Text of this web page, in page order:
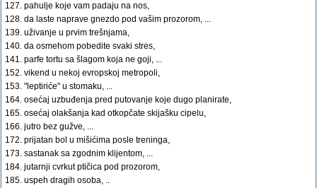
127. pahulje koje vam padaju na nos,
128. da laste naprave gnezdo pod vašim prozorom, ...
139. uživanje u prvim trešnjama,
140. da osmehom pobedite svaki stres,
141. parfe tortu sa šlagom koja ne goji, ...
152. vikend u nekoj evropskoj metropoli,
153. "leptiriće" u stomaku, ...
164. osećaj uzbuđenja pred putovanje koje dugo planirate,
165. osećaj olakšanja kad otkopčate skijašku cipelu,
166. jutro bez gužve, ...
172. prijatan bol u mišićima posle treninga,
173. sastanak sa zgodnim klijentom, ...
184. jutarnji cvrkut ptičica pod prozorom,
185. uspeh dragih osoba, ..